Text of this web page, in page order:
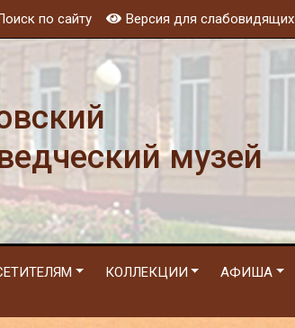
по сайту Версия для слабовидящих
музей
КОЛЛЕКЦИИ АФИША